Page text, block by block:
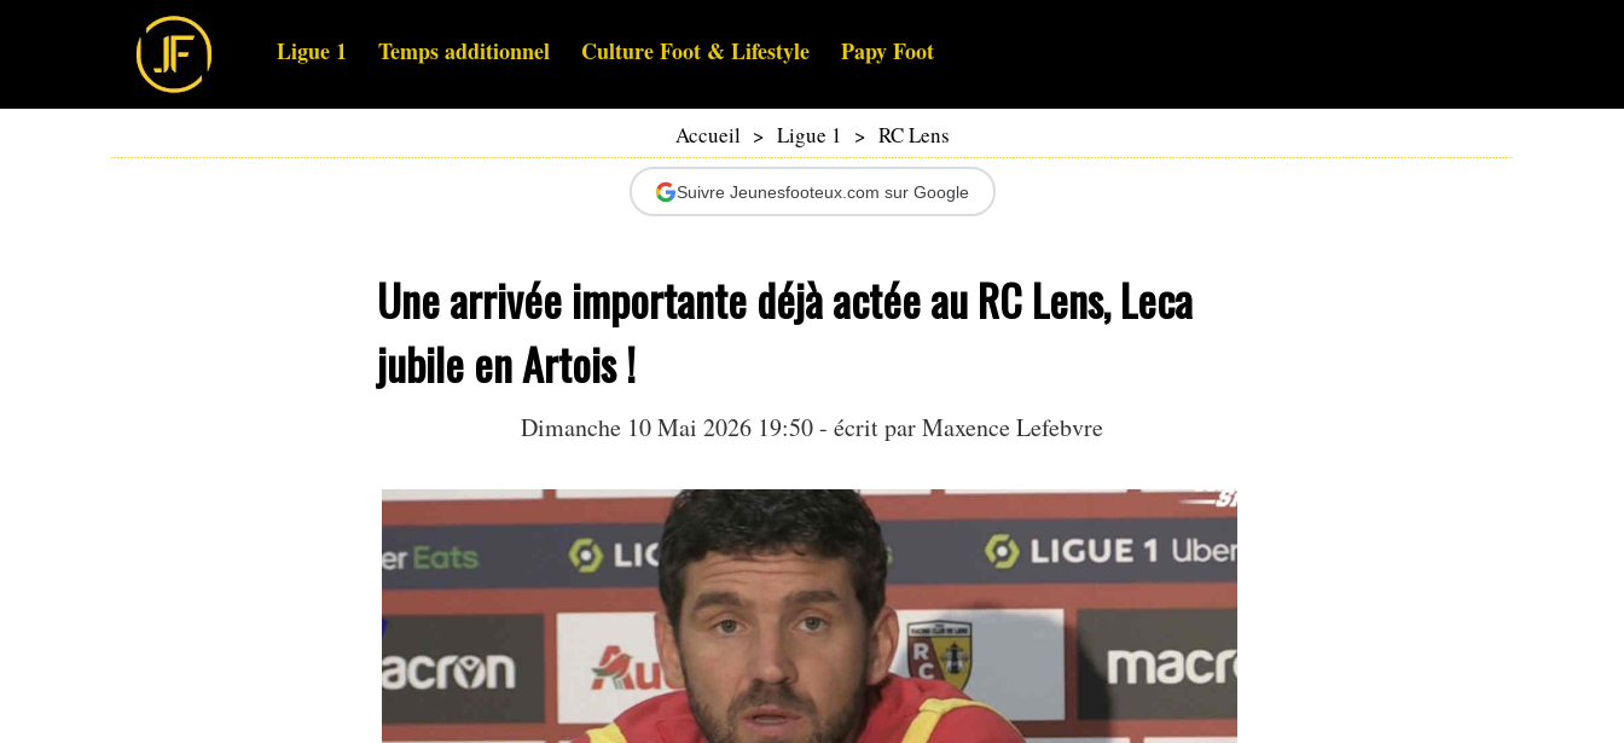
Ligue 1 Temps additionnel Culture Foot & Lifestyle Papy Foot
Accueil > Ligue 1 > RC Lens
Suivre Jeunesfooteux.com sur Google
Une arrivée importante déjà actée au RC Lens, Leca
jubile en Artois !
Dimanche 10 Mai 2026 19:50 - écrit par Maxence Lefebvre